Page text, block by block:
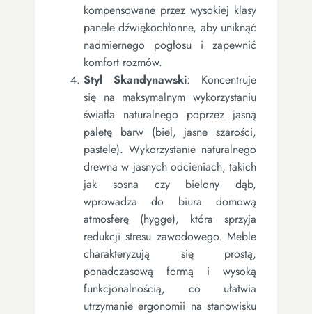
kompensowane przez wysokiej klasy
panele dźwiękochłonne, aby uniknąć
nadmiernego pogłosu i zapewnić
komfort rozmów.
Styl Skandynawski: Koncentruje
się na maksymalnym wykorzystaniu
światła naturalnego poprzez jasną
paletę barw (biel, jasne szarości,
pastele). Wykorzystanie naturalnego
drewna w jasnych odcieniach, takich
jak sosna czy bielony dąb,
wprowadza do biura domową
atmosferę (hygge), która sprzyja
redukcji stresu zawodowego. Meble
charakteryzują się prostą,
ponadczasową formą i wysoką
funkcjonalnością, co ułatwia
utrzymanie ergonomii na stanowisku